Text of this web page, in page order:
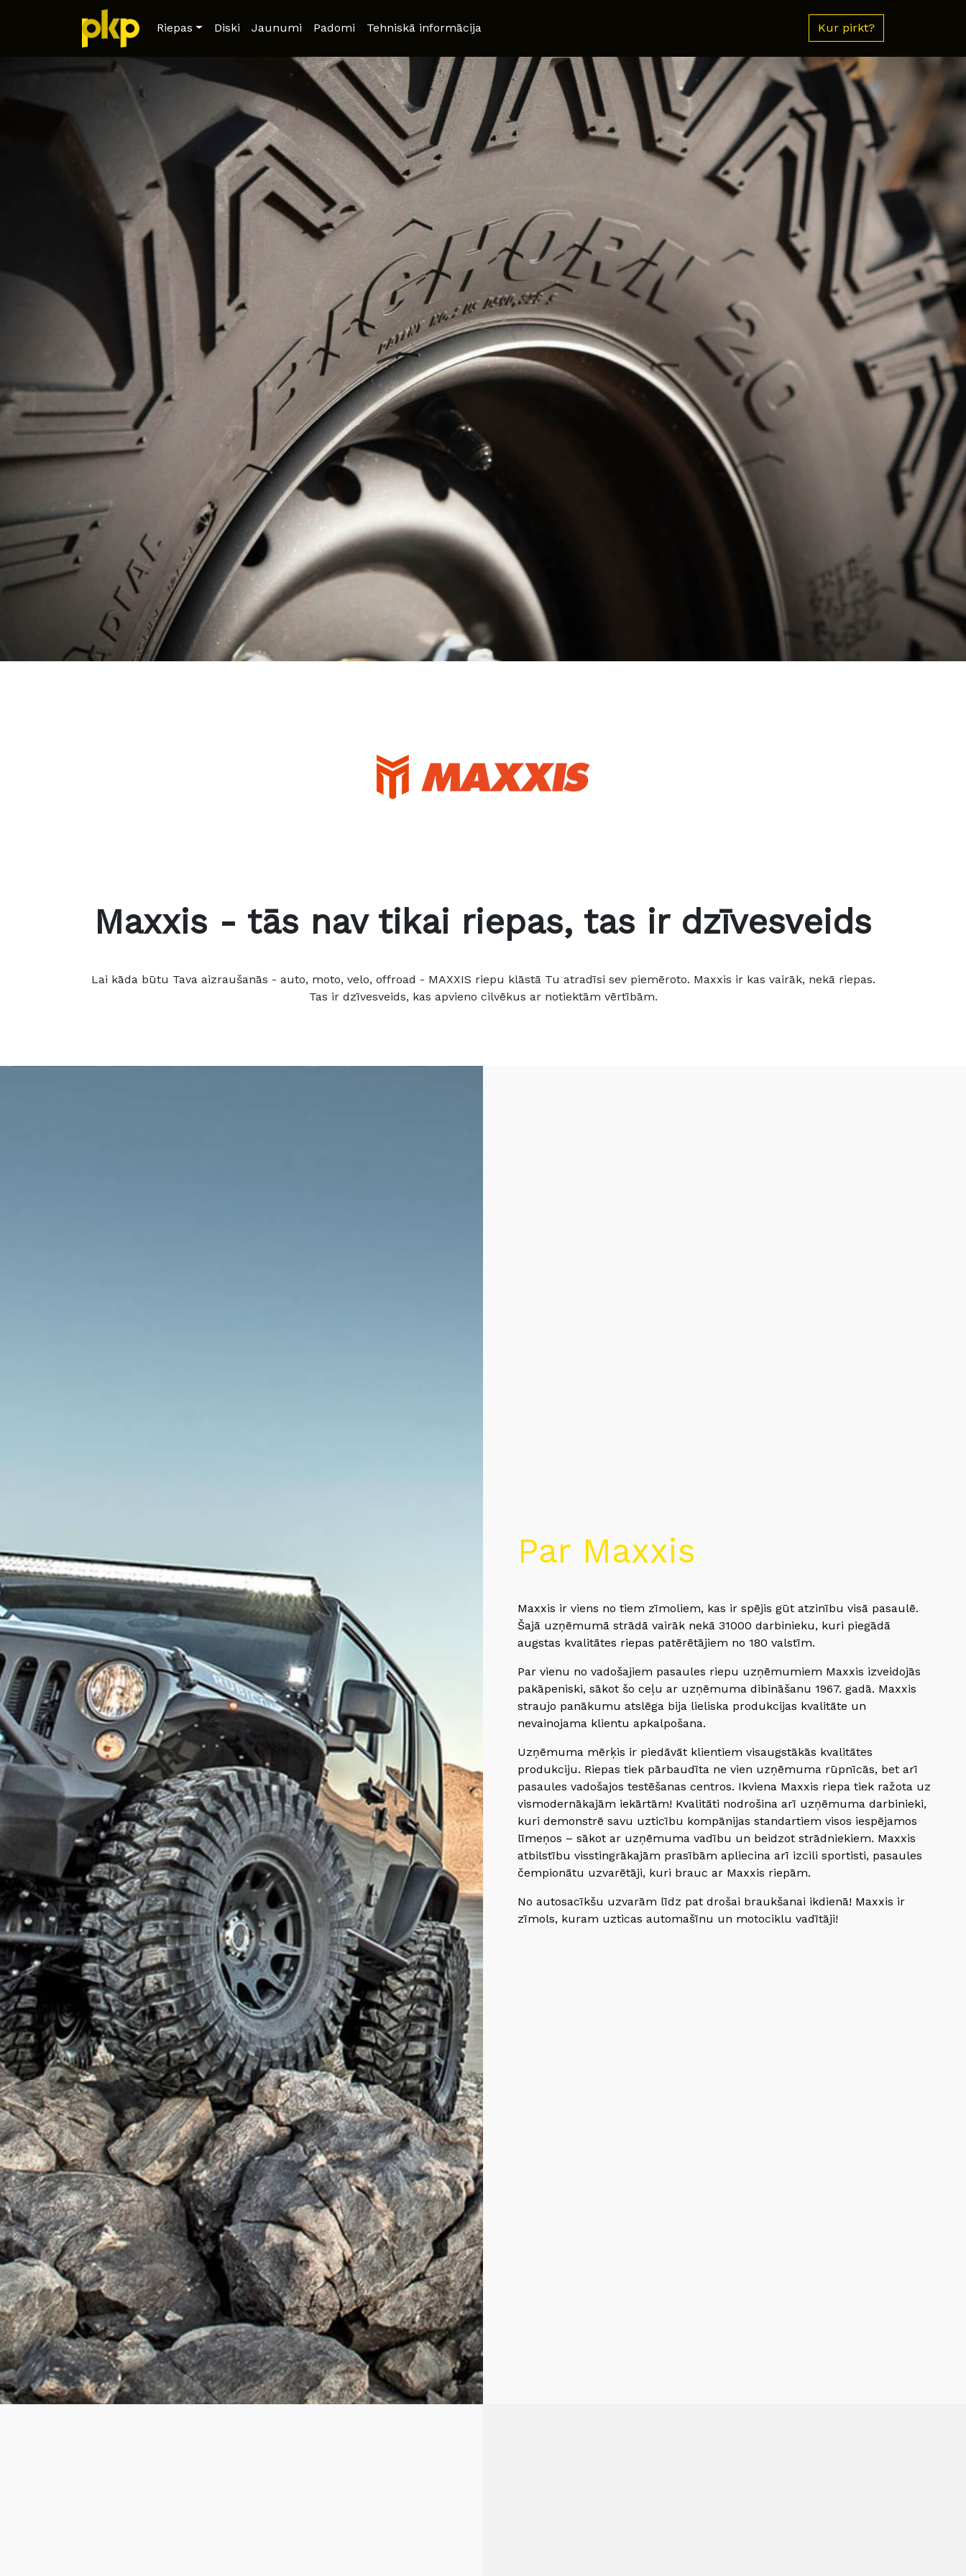
Riepas Diski Jaunumi Padomi Tehniskā informācija Kur pirkt?
Maxxis - tās nav tikai riepas, tas ir dzīvesveids
Lai kāda būtu Tava aizraušanās - auto, moto, velo, offroad - MAXXIS riepu klāstā Tu atradīsi sev piemēroto. Maxxis ir kas vairāk, nekā riepas.
Tas ir dzīvesveids, kas apvieno cilvēkus ar notiektām vērtībām.
Par Maxxis
Maxxis ir viens no tiem zīmoliem, kas ir spējis gūt atzinību visā pasaulē.
Šajā uzņēmumā strādā vairāk nekā 31000 darbinieku, kuri piegādā
augstas kvalitātes riepas patērētājiem no 180 valstīm.
Par vienu no vadošajiem pasaules riepu uzņēmumiem Maxxis izveidojās
pakāpeniski, sākot šo ceļu ar uzņēmuma dibināšanu 1967. gadā. Maxxis
straujo panākumu atslēga bija lieliska produkcijas kvalitāte un
nevainojama klientu apkalpošana.
Uzņēmuma mērķis ir piedāvāt klientiem visaugstākās kvalitātes
produkciju. Riepas tiek pārbaudīta ne vien uzņēmuma rūpnīcās, bet arī
pasaules vadošajos testēšanas centros. Ikviena Maxxis riepa tiek ražota uz
vismodernākajām iekārtām! Kvalitāti nodrošina arī uzņēmuma darbinieki,
kuri demonstrē savu uzticību kompānijas standartiem visos iespējamos
līmeņos – sākot ar uzņēmuma vadību un beidzot strādniekiem. Maxxis
atbilstību visstingrākajām prasībām apliecina arī izcili sportisti, pasaules
čempionātu uzvarētāji, kuri brauc ar Maxxis riepām.
No autosacīkšu uzvarām līdz pat drošai braukšanai ikdienā! Maxxis ir
zīmols, kuram uzticas automašīnu un motociklu vadītāji!